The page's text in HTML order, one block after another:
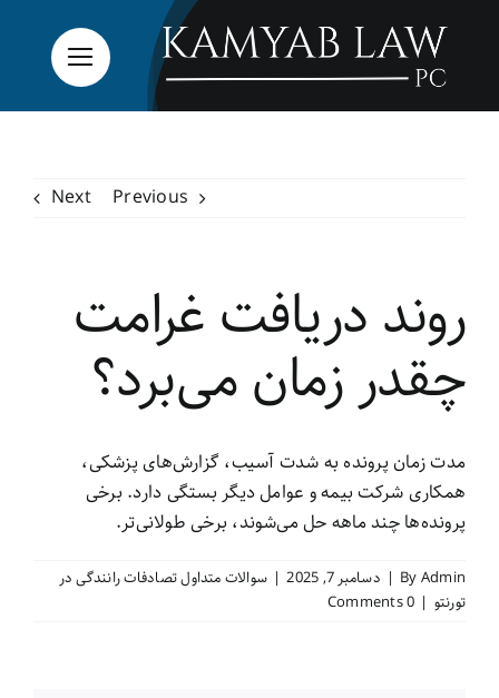
content
Previous
Next
روند دریافت غرامت
چقدر زمان می‌برد؟
مدت زمان پرونده به شدت آسیب، گزارش‌های پزشکی،
همکاری شرکت بیمه و عوامل دیگر بستگی دارد. برخی
پرونده‌ها چند ماهه حل می‌شوند، برخی طولانی‌تر.
ByAdmin
| دسامبر 7, 2025 | سوالات متداول تصادفات رانندگی در
تورنتو |
0 Comments